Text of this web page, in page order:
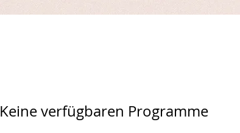
Keine verfügbaren Programme